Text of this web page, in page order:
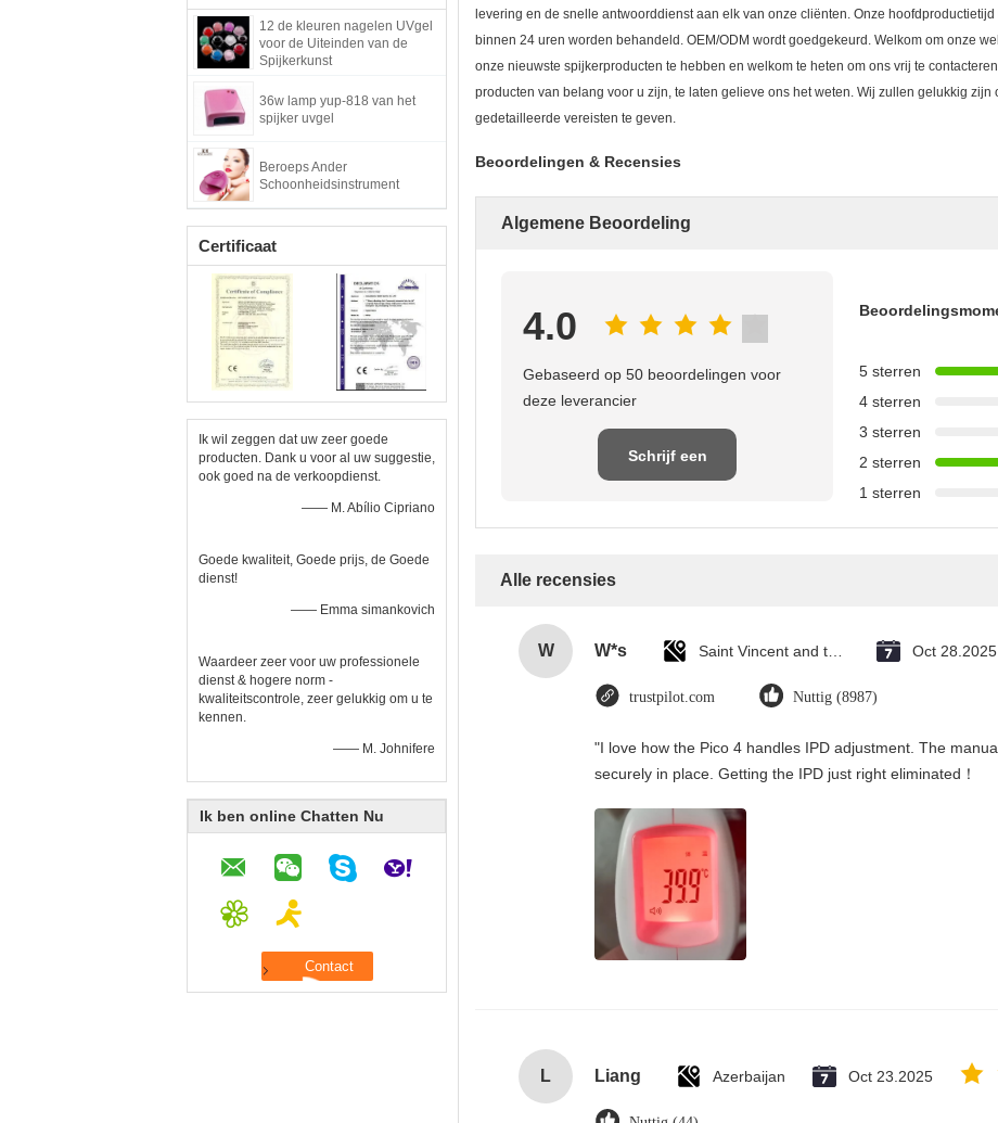
12 de kleuren nagelen UVgel
voor de Uiteinden van de
Spijkerkunst
36w lamp yup-818 van het
spijker uvgel
Beroeps Ander
Schoonheidsinstrument
Certificaat
Ik wil zeggen dat uw zeer goede
producten. Dank u voor al uw suggestie,
ook goed na de verkoopdienst.
—— M. Abílio Cipriano
Goede kwaliteit, Goede prijs, de Goede
dienst!
—— Emma simankovich
Waardeer zeer voor uw professionele
dienst & hogere norm -
kwaliteitscontrole, zeer gelukkig om u te
kennen.
—— M. Johnifere
Ik ben online Chatten Nu
levering en de snelle antwoorddienst aan elk van onze cliënten. Onze
binnen 24 uren worden behandeld. OEM/ODM wordt goedgekeurd. Welkom om onze
onze nieuwste spijkerproducten te hebben en welkom te heten om ons vrij te
producten van belang voor u zijn, te laten gelieve ons het weten. Wij zullen gelukkig
gedetailleerde vereisten te geven.
Beoordelingen & Recensies
Algemene Beoordeling
4.0
Gebaseerd op 50 beoordelingen voor
deze leverancier
Schrijf een
5 sterren
4 sterren
3 sterren
2 sterren
1 sterren
Alle recensies
W W*s Oct 28.2025
trustpilot.com Nuttig (8987)
"I love how the Pico 4 handles IPD adjustment. The
securely in place. Getting the IPD just right eliminated！
L Liang Azerbaijan Oct 23.2025